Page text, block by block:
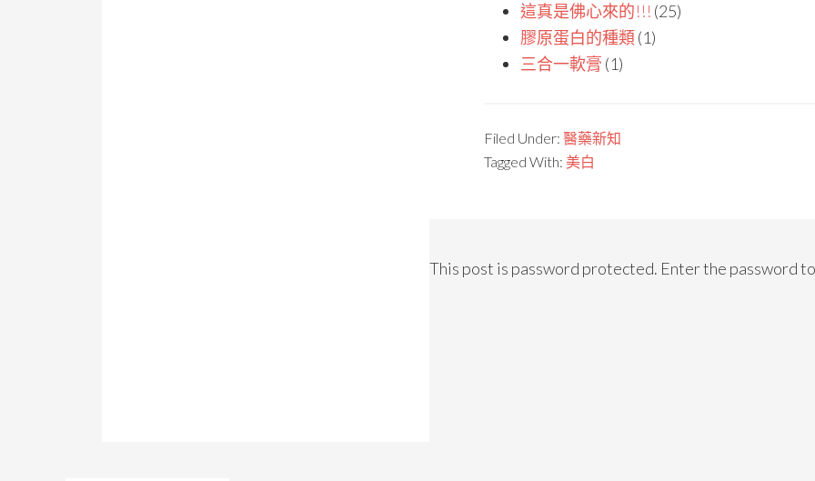
這真是佛心來的!!! (25)
膠原蛋白的種類(1)
三合一軟膏 (1)
Filed Under: 醫藥新知
Tagged With: 美白
This post is password protected. Enter the password